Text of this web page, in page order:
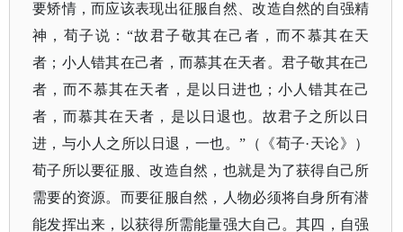
要矫情，而应该表现出征服自然、改造自然的自强精
神，荀子说： “故君子敬其在己者，而不慕其在天
者；小人错其在己者，而慕其在天者。君子敬其在己
者，而不慕其在天者，是以日进也；小人错其在己
者，而慕其在天者，是以日退也。故君子之所以日
进，与小人之所以日退，一也。”（
《荀子·天论》
）
荀子所以要征服、改造自然，也就是为了获得自己所
需要的资源。而要征服自然，人物必须将自身所有潜
能发挥出来，以获得所需能量强大自己。其四，自强